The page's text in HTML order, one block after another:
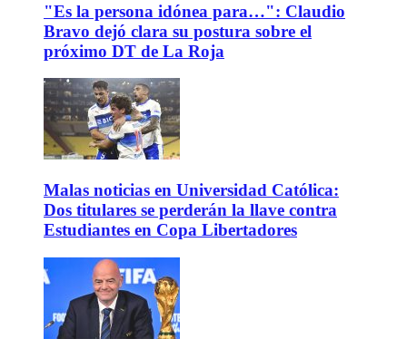
"Es la persona idónea para…": Claudio
Bravo dejó clara su postura sobre el
próximo DT de La Roja
Malas noticias en Universidad Católica:
Dos titulares se perderán la llave contra
Estudiantes en Copa Libertadores